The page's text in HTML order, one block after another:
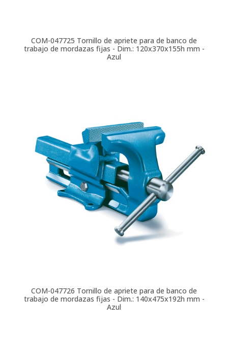
COM-047725 Tornillo de apriete para de banco de
trabajo de mordazas fijas - Dim.: 120x370x155h mm -
Azul
COM-047726 Tornillo de apriete para de banco de
trabajo de mordazas fijas - Dim.: 140x475x192h mm -
Azul